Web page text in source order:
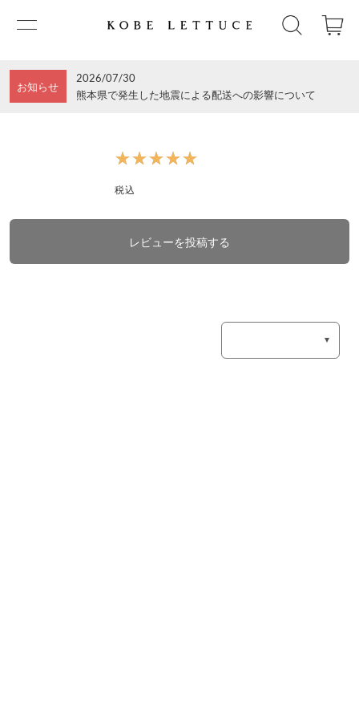
お知らせ
2026/07/30
熊本県で発生した地震による配送への影響について
★★★★★
★★★★★
税込
レビューを投稿する